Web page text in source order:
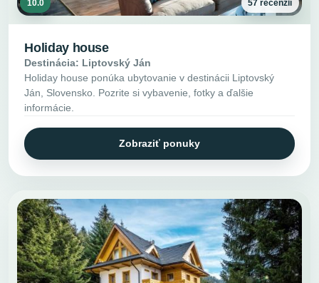
10.0 57 recenzií
Holiday house
Destinácia: Liptovský Ján
Holiday house ponúka ubytovanie v destinácii Liptovský
Ján, Slovensko. Pozrite si vybavenie, fotky a ďalšie
informácie.
Zobraziť ponuky